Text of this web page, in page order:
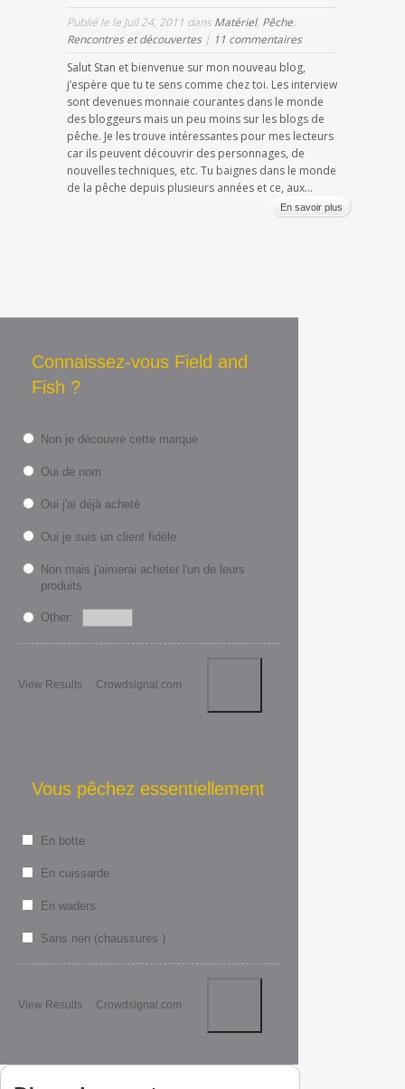
Publié le le Juil 24, 2011 dans Matériel, Pêche,
Rencontres et découvertes| 11 commentaires
Salut Stan et bienvenue sur mon nouveau blog,
j’espère que tu te sens comme chez toi. Les interview
sont devenues monnaie courantes dans le monde
des bloggeurs mais un peu moins sur les blogs de
pêche. Je les trouve intéressantes pour mes lecteurs
car ils peuvent découvrir des personnages, de
nouvelles techniques, etc. Tu baignes dans le monde
de la pêche depuis plusieurs années et ce, aux...
En savoir plus
Connaissez-vous Field and
Fish ?
Non je découvre cette marque
Oui de nom
Oui j'ai déjà acheté
Oui je suis un client fidèle
Non mais j'aimerai acheter l'un de leurs
produits
Other:
View Results Crowdsignal.com
Vous pêchez essentiellement
En botte
En cuissarde
En waders
Sans rien (chaussures )
View Results Crowdsignal.com